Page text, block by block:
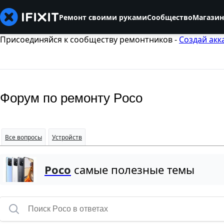
Ремонт своими рукамиСообществоМагазин
Присоединяйся к сообществу ремонтников - Создай
Форум по ремонту Poco
Все вопросы Устройств
Poco самые полезные темы